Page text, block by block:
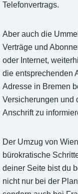
Telefonvertrags.
Aber auch die
Verträge und
oder Internet,
die entsprechenden
Adresse in Bremen
Versicherungen und
Anschrift zu
Der Umzug von
bürokratische
deiner Seite bist du
nicht nur bei der